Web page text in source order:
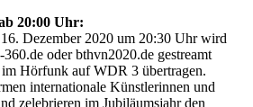
20:00 Uhr:
Dezember 2020 um 20:30 Uhr wird
oder bthvn2020.de gestreamt
Hörfunk auf WDR 3 übertragen.
internationale Künstlerinnen und
zelebrieren im Jubiläumsjahr den